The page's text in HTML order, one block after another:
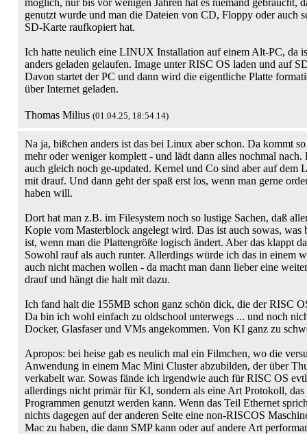
möglich, nur bis vor wenigen Jahren hat es niemand gebraucht,
genutzt wurde und man die Dateien von CD, Floppy oder auch
SD-Karte raufkopiert hat.
Ich hatte neulich eine LINUX Installation auf einem Alt-PC, da
anders geladen gelaufen. Image unter RISC OS laden und auf
Davon startet der PC und dann wird die eigentliche Platte
über Internet geladen.
Thomas Milius (01.04.25, 18:54.14)
Na ja, bißchen anders ist das bei Linux aber schon. Da kommt
mehr oder weniger komplett - und lädt dann alles nochmal nach.
auch gleich noch ge-updated. Kernel und Co sind aber auf dem
mit drauf. Und dann geht der spaß erst los, wenn man gerne
haben will.
Dort hat man z.B. im Filesystem noch so lustige Sachen, daß
Kopie vom Masterblock angelegt wird. Das ist auch sowas, was
ist, wenn man die Plattengröße logisch ändert. Aber das klappt
Sowohl rauf als auch runter. Allerdings würde ich das in einem
auch nicht machen wollen - da macht man dann lieber eine
drauf und hängt die halt mit dazu.
Ich fand halt die 155MB schon ganz schön dick, die der RISC
Da bin ich wohl einfach zu oldschool unterwegs ... und noch
Docker, Glasfaser und VMs angekommen. Von KI ganz zu
Apropos: bei heise gab es neulich mal ein Filmchen, wo die
Anwendung in einem Mac Mini Cluster abzubilden, der über
verkabelt war. Sowas fände ich irgendwie auch für RISC OS
allerdings nicht primär für KI, sondern als eine Art Protokoll,
Programmen genutzt werden kann. Wenn das Teil Ethernet
nichts dagegen auf der anderen Seite eine non-RISCOS
Mac zu haben, die dann SMP kann oder auf andere Art